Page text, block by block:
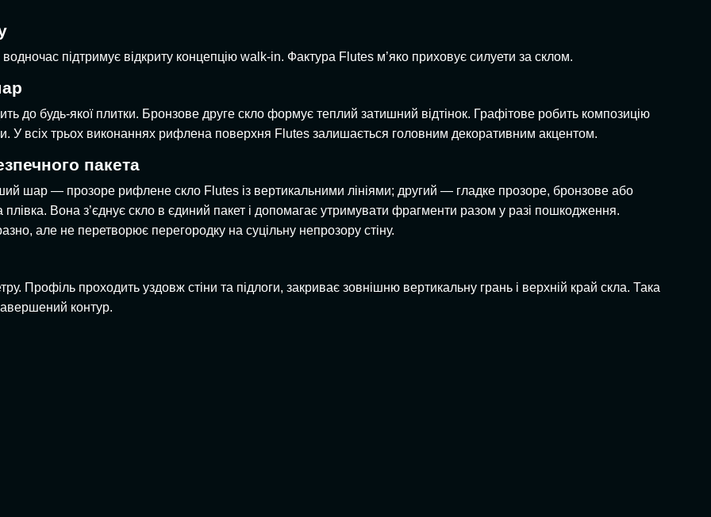
підтримує відкриту концепцію walk-in. Фактура Flutes м’яко приховує силуети за склом.
до будь-якої плитки. Бронзове друге скло формує теплий затишний відтінок. Графітове робить композицію
У всіх трьох виконаннях рифлена поверхня Flutes залишається головним декоративним акцентом.
пакета
шар — прозоре рифлене скло Flutes із вертикальними лініями; другий — гладке прозоре, бронзове або
Вона з’єднує скло в єдиний пакет і допомагає утримувати фрагменти разом у разі пошкодження.
але не перетворює перегородку на суцільну непрозору стіну.
Профіль проходить уздовж стіни та підлоги, закриває зовнішню вертикальну грань і верхній край скла. Така
контур.